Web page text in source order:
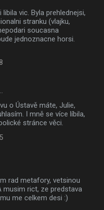
vic. Byla prehlednejsi,
stranku (vlajku,
soucasna
jednoznacne horsi.
o Ústavě máte, Julie,
I mně se více líbila,
stránce věci.
rad metafory, vetsinou
musim rict, ze predstava
me celkem desi :)